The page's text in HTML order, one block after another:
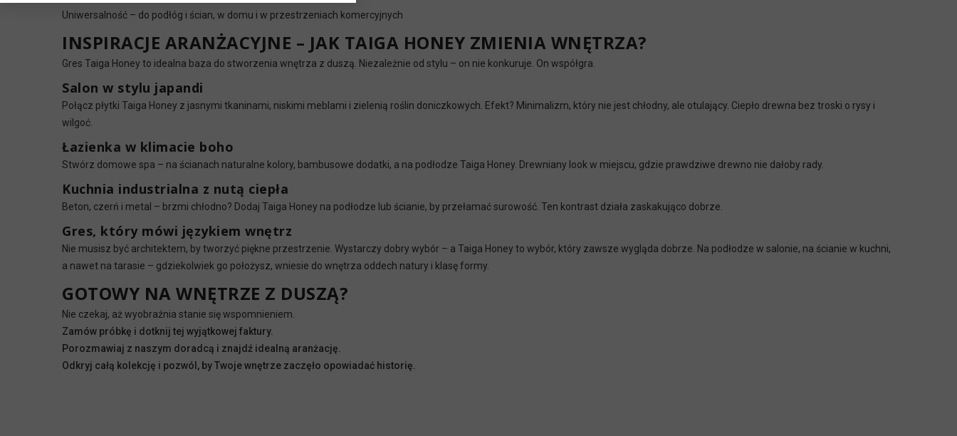
Uniwersalność – do podłóg i ścian, w domu i w przestrzeniach komercyjnych
INSPIRACJE ARANŻACYJNE – JAK TAIGA HONEY ZMIENIA WNĘTRZA?
Gres Taiga Honey to idealna baza do stworzenia wnętrza z duszą. Niezależnie od stylu – on nie konkuruje. On współgra.
Salon w stylu japandi
Połącz płytki Taiga Honey z jasnymi tkaninami, niskimi meblami i zielenią roślin doniczkowych. Efekt? Minimalizm, który nie jest chłodny, ale otulający. Ciepło drewna bez troski o rysy i
wilgoć.
Łazienka w klimacie boho
Stwórz domowe spa – na ścianach naturalne kolory, bambusowe dodatki, a na podłodze Taiga Honey. Drewniany look w miejscu, gdzie prawdziwe drewno nie dałoby rady.
Kuchnia industrialna z nutą ciepła
Beton, czerń i metal – brzmi chłodno? Dodaj Taiga Honey na podłodze lub ścianie, by przełamać surowość. Ten kontrast działa zaskakująco dobrze.
Gres, który mówi językiem wnętrz
Nie musisz być architektem, by tworzyć piękne przestrzenie. Wystarczy dobry wybór – a Taiga Honey to wybór, który zawsze wygląda dobrze. Na podłodze w salonie, na ścianie w kuchni,
a nawet na tarasie – gdziekolwiek go położysz, wniesie do wnętrza oddech natury i klasę formy.
GOTOWY NA WNĘTRZE Z DUSZĄ?
Nie czekaj, aż wyobraźnia stanie się wspomnieniem.
Zamów próbkę i dotknij tej wyjątkowej faktury.
Porozmawiaj z naszym doradcą i znajdź idealną aranżację.
Odkryj całą kolekcję i pozwól, by Twoje wnętrze zaczęło opowiadać historię.